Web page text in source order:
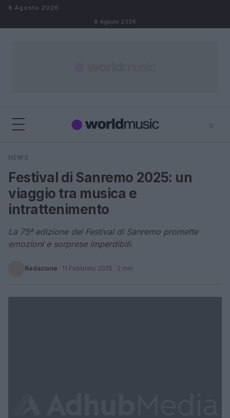
Salta al contenuto
8 Agosto 2026
8 Agosto 2026
⌕
Cerca
NEWS
Festival di Sanremo 2025: un
viaggio tra musica e
intrattenimento
La 75ª edizione del Festival di Sanremo promette
emozioni e sorprese imperdibili.
Redazione · 11 Febbraio 2025 · 2 min